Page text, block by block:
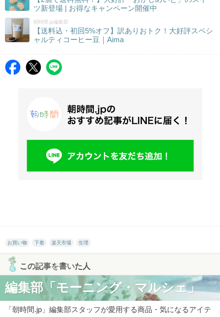
ツ新登場 | お得なキャンペーン開催中
朝時間.jp編集部
【送料込・初回5%オフ】訳ありおトク！大好評スペシ
ャルティコーヒー豆｜Aima
お買い物 下着 楽天市場 生理
この記事を書いた人
編集部「モーニング・マルシェ」
「朝時間.jp」編集部スタッフが愛用する商品・気になるアイテ